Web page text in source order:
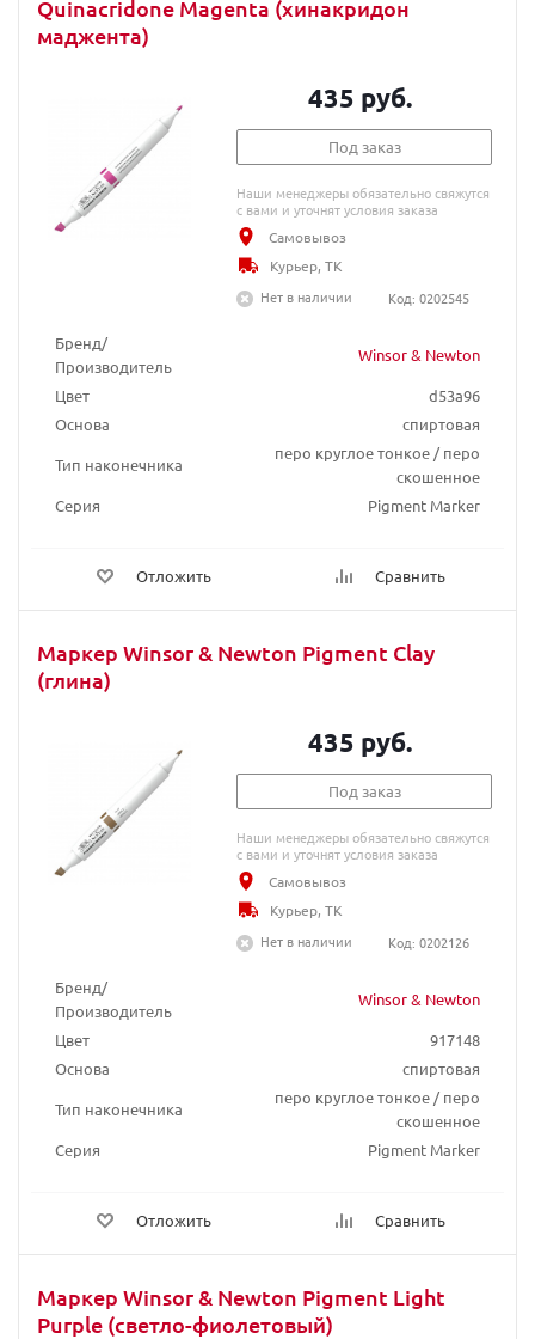
Quinacridone Magenta (хинакридон
маджента)
Бренд/
Производитель
Winsor & Newton
Цвет
d53a96
Основа
спиртовая
Тип наконечника
перо круглое тонкое / перо
скошенное
Серия
Pigment Marker
Отложить Сравнить
435 руб.
Под заказ
Наши менеджеры обязательно свяжутся
с вами и уточнят условия заказа
Самовывоз
Курьер, ТК
Нет в наличии
Код: 0202545
Маркер Winsor & Newton Pigment Clay
(глина)
Бренд/
Производитель
Winsor & Newton
Цвет
917148
Основа
спиртовая
Тип наконечника
перо круглое тонкое / перо
скошенное
Серия
Pigment Marker
Отложить Сравнить
435 руб.
Под заказ
Наши менеджеры обязательно свяжутся
с вами и уточнят условия заказа
Самовывоз
Курьер, ТК
Нет в наличии
Код: 0202126
Маркер Winsor & Newton Pigment Light
Purple (светло-фиолетовый)